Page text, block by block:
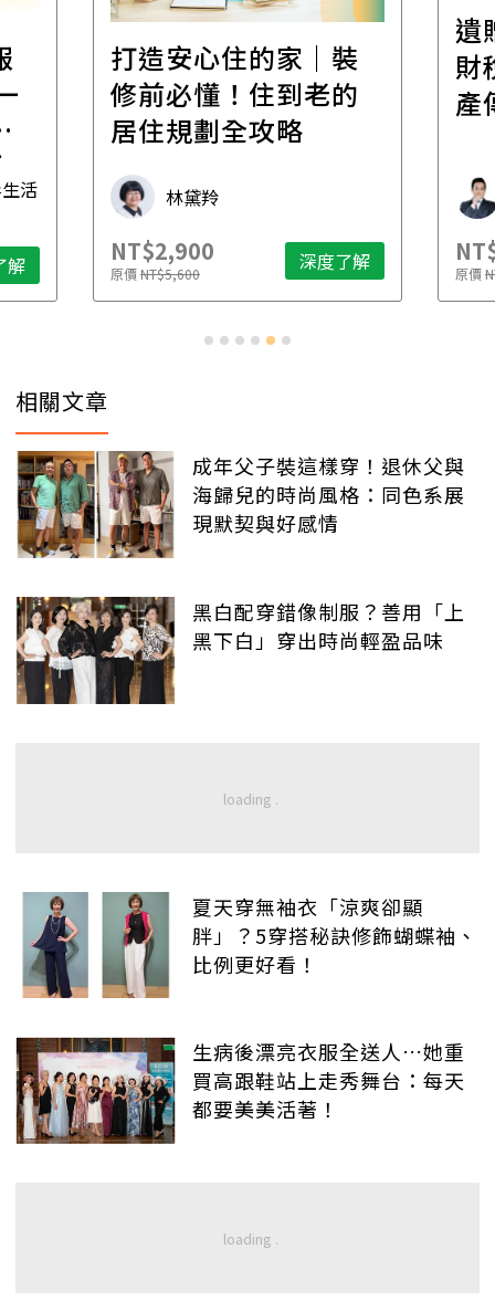
活
解
打造安心住的家｜裝
修前必懂！住到老的
居住規劃全攻略
林黛羚
NT$2,900
原價NT$5,600 深度了解
遺
財
產
原價
相關文章
成年父子裝這樣穿！退休父與
海歸兒的時尚風格：同色系展
現默契與好感情
黑白配穿錯像制服？善用「上
黑下白」穿出時尚輕盈品味
夏天穿無袖衣「涼爽卻顯
胖」？5穿搭秘訣修飾蝴蝶袖、
比例更好看！
生病後漂亮衣服全送人…她重
買高跟鞋站上走秀舞台：每天
都要美美活著！